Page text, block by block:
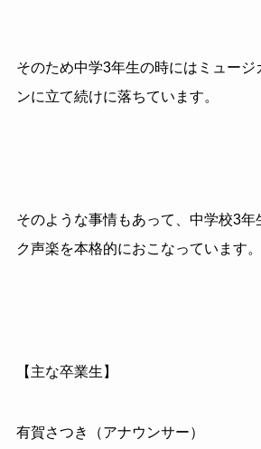
そのため中学3年生の時にはミュージ
ンに立て続けに落ちています。
そのような事情もあって、中学校3年
ク声楽を本格的におこなっています。
【主な卒業生】
有賀さつき（アナウンサー）